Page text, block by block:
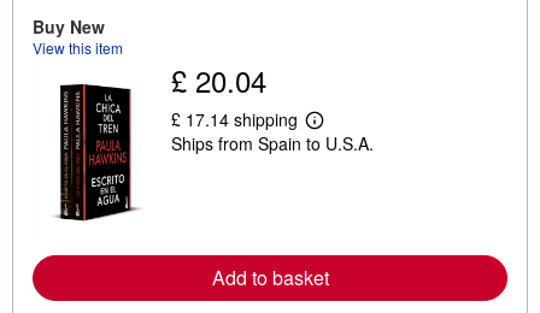
Buy New
View this item
£ 20.04
£ 17.14 shipping
L
e
r
e
a
Ships from Spain to U.S.A.
Add to basket